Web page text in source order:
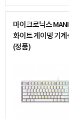
마이크로닉스
화이트 게이밍 기
(정품)